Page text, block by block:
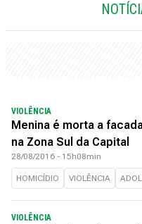
VIOLÊNCIA
Menina é morta a
na Zona Sul da Capital
28/08/2016 - 15h08min
HOMICÍDIO VIOLÊNCIA
VIOLÊNCIA